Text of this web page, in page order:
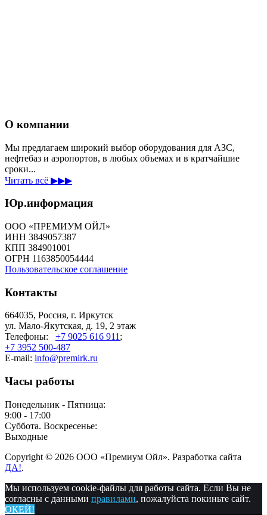
О компании
Мы предлагаем широкий выбор оборудования для АЗС,
нефтебаз и аэропортов, в любых объемах и в кратчайшие
сроки...
Читать всё ▶▶▶
Юр.информация
ООО «ПРЕМИУМ ОЙЛ»
ИНН 3849057387
КПП 384901001
ОГРН 1163850054444
Пользовательское соглашение
Контакты
664035, Россия, г. Иркутск
ул. Мало-Якутская, д. 19, 2 этаж
Телефоны: +7 9025 616 911;
+7 3952 500-487
E-mail: info@premirk.ru
Часы работы
Понедельник - Пятница:
9:00 - 17:00
Суббота. Воскресенье:
Выходные
Copyright © 2026 ООО «Премиум Ойл». Разработка сайта
ДА!.
Мы используем cookie-файлы для работы сайта. Если Вы не
согласны с данными правилами, пожалуйста покиньте сайт.
ОКЕЙ!